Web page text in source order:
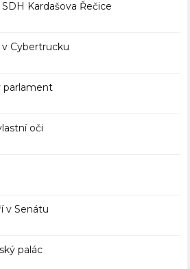
Kardašova Řečice
Cybertrucku
parlament
oči
v Senátu
palác